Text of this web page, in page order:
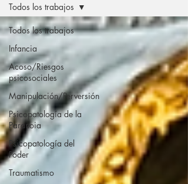
Todos los trabajos
Infancia
Acoso/Riesgos
psicosociales
Manipulación/Perversión
Psicopatología de la
Paranoia
Psicopatología del
Poder
Traumatismo
Todos los trabajos